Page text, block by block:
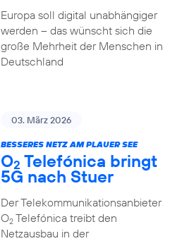
Europa soll digital unabhängiger
werden – das wünscht sich die
große Mehrheit der Menschen in
Deutschland
03. März 2026
BESSERES NETZ AM PLAUER SEE
O2 Telefónica bringt
5G nach Stuer
Der Telekommunikationsanbieter
O2Telefónica treibt den
Netzausbau in der